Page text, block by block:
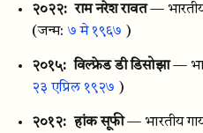
२०२२: राम नरेश रावत —
(जन्म: ७ मे १९६७ )
२०१५: विल्फ्रेड डी डिसोझा —
२३ एप्रिल १९२७ )
२०१२: हांक सूफी — भारतीय